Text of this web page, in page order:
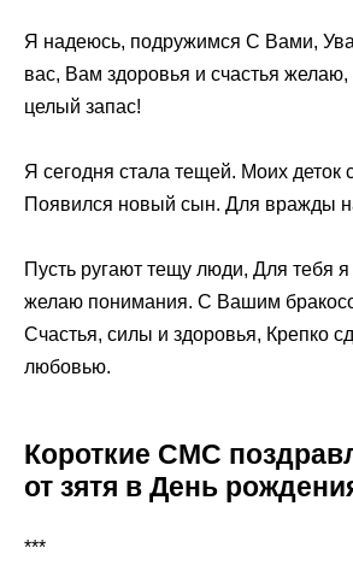
Я надеюсь, подружимся С Вами,
вас, Вам здоровья и счастья
целый запас!
Я сегодня стала тещей. Моих деток
Появился новый сын. Для вражды
Пусть ругают тещу люди, Для тебя
желаю понимания. С Вашим
Счастья, силы и здоровья, Крепко
любовью.
Короткие СМС
от зятя в День
***